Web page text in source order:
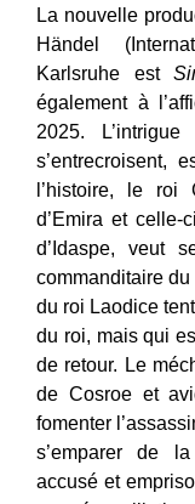
La nouvelle
Händel
Karlsruhe est
également à
2025.
s’entrecroisent,
l’histoire, le
d’Emira et celle-
d’Idaspe, veut
commanditaire
du roi Laodice
du roi, mais qui
de retour. Le
de Cosroe et
fomenter
s’emparer de
accusé et